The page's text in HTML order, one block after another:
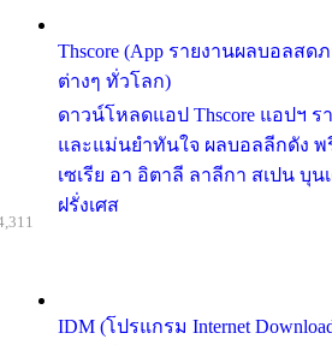
Thscore (App รายงานผลบอลส
ต่างๆ ทั่วโลก)
ดาวน์โหลดแอป Thscore แอปฯ ร
และแม่นยำทันใจ ผลบอลลีกดัง พ
เซเรีย อา อิตาลี ลาลีกา สเปน บุน
ฝรั่งเศส
IDM (โปรแกรม Internet